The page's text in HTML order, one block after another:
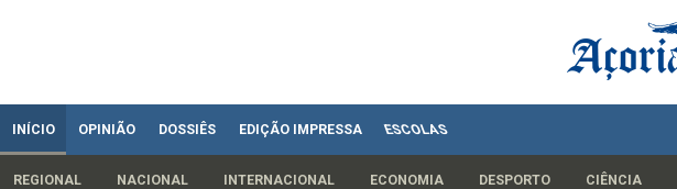
INÍCIO OPINIÃO DOSSIÊS EDIÇÃO IMPRESSA ESCOLAS
REGIONAL NACIONAL INTERNACIONAL ECONOMIA DESPORTO CIÊNCIA